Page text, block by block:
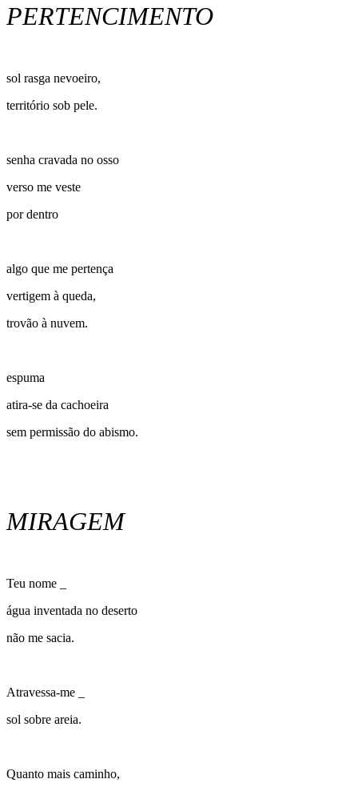
PERTENCIMENTO
sol rasga nevoeiro,
território sob pele.
senha cravada no osso
verso me veste
por dentro
algo que me pertença
vertigem à queda,
trovão à nuvem.
espuma
atira-se da cachoeira
sem permissão do abismo.
MIRAGEM
Teu nome _
água inventada no deserto
não me sacia.
Atravessa-me _
sol sobre areia.
Quanto mais caminho,